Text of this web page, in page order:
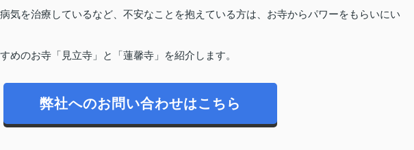
気を治療しているなど、不安なことを抱えている方は、お寺からパワーをもらいにい
めのお寺「見立寺」と「蓮馨寺」を紹介します。
弊社へのお問い合わせはこちら